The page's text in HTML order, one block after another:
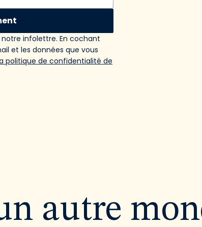
infolettre. En cochant
et les données que vous
politique de confidentialité de
autre